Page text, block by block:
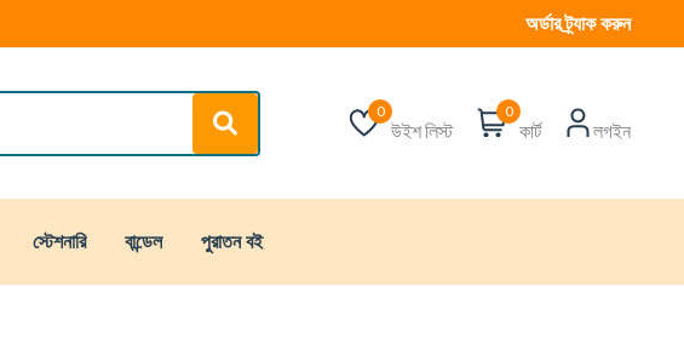
অর্ডার ট্র্যাক করুন
0
উইশ লিস্ট
0
কার্ট লগইন
স্টেশনারি বান্ডেল পুরাতন বই